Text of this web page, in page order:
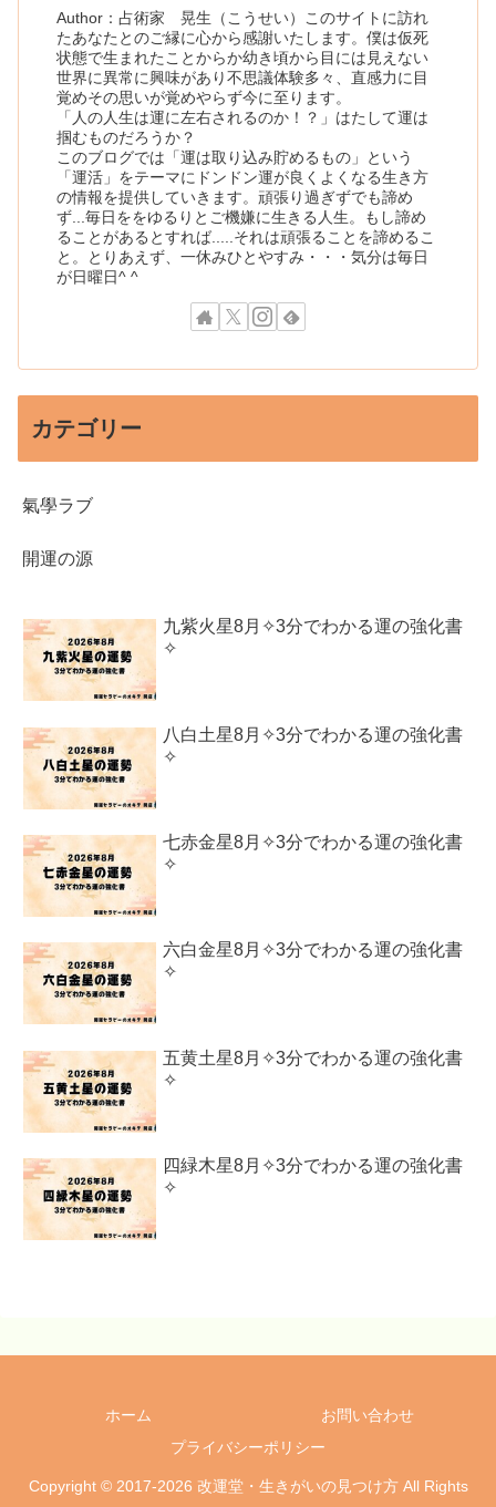
Author：占術家 晃生（こうせい）このサイトに訪れ
たあなたとのご縁に心から感謝いたします。僕は仮死
状態で生まれたことからか幼き頃から目には見えない
世界に異常に興味があり不思議体験多々、直感力に目
覚めその思いが覚めやらず今に至ります。
「人の人生は運に左右されるのか！？」はたして運は
掴むものだろうか？
このブログでは「運は取り込み貯めるもの」という
「運活」をテーマにドンドン運が良くよくなる生き方
の情報を提供していきます。頑張り過ぎずでも諦め
ず...毎日ををゆるりとご機嫌に生きる人生。もし諦め
ることがあるとすれば.....それは頑張ることを諦めるこ
と。とりあえず、一休みひとやすみ・・・気分は毎日
が日曜日^ ^
カテゴリー
氣學ラブ
開運の源
九紫火星8月✧3分でわかる運の強化書
✧
八白土星8月✧3分でわかる運の強化書
✧
七赤金星8月✧3分でわかる運の強化書
✧
六白金星8月✧3分でわかる運の強化書
✧
五黄土星8月✧3分でわかる運の強化書
✧
四緑木星8月✧3分でわかる運の強化書
✧
ホーム
お問い合わせ
プライバシーポリシー
Copyright © 2017-2026 改運堂・生きがいの見つけ方 All Rights